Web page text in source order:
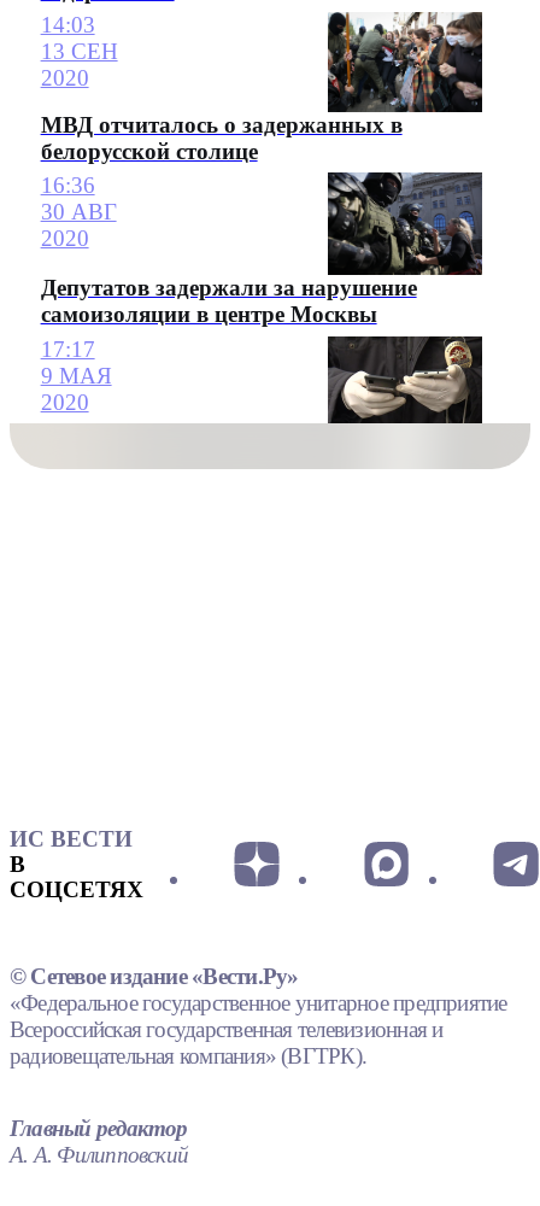
14:03
13 СЕН
2020
МВД отчиталось о задержанных в
белорусской столице
16:36
30 АВГ
2020
Депутатов задержали за нарушение
самоизоляции в центре Москвы
17:17
9 МАЯ
2020
ИС ВЕСТИ
В
СОЦСЕТЯХ
© Сетевое издание «Вести.Ру»
«Федеральное государственное унитарное предприятие
Всероссийская государственная телевизионная и
радиовещательная компания» (ВГТРК).
Главный редактор
А. А. Филипповский